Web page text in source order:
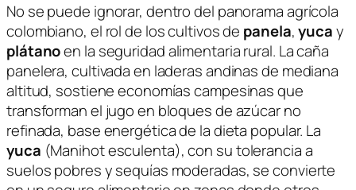
No se puede ignorar, dentro del panorama agrícola
colombiano, el rol de los cultivos de panela,yucay
plátanoen la seguridad alimentaria rural. La caña
panelera, cultivada en laderas andinas de mediana
altitud, sostiene economías campesinas que
transforman el jugo en bloques de azúcar no
refinada, base energética de la dieta popular. La
yuca (Manihot esculenta), con su tolerancia a
suelos pobres y sequías moderadas, se convierte